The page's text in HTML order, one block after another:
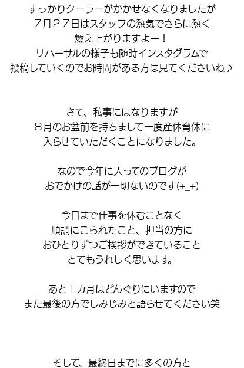
すっかりクーラーがかかせなくなりましたが
７月２７日はスタッフの熱気でさらに熱く
燃え上がりますよー！
リハーサルの様子も随時インスタグラムで
投稿していくのでお時間がある方は見てくださいね♪
さて、私事にはなりますが
８月のお盆前を持ちまして一度産休育休に
入らせていただくことになりました。
なので今年に入ってのブログが
おでかけの話が一切ないのです(+_+)
今日まで仕事を休むことなく
順調にこられたこと、担当の方に
おひとりずつご挨拶ができていること
とてもうれしく思います。
あと１カ月はどんぐりにいますので
また最後の方でしみじみと語らせてください笑
そして、最終日までに多くの方と